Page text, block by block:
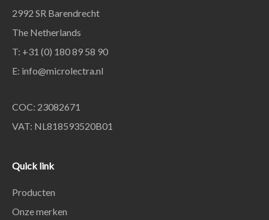
2992 SR Barendrecht
The Netherlands
T: +31 (0) 180 89 58 90
E: info@microlectra.nl
COC: 23082671
VAT: NL818593520B01
Quick link
Producten
Onze merken